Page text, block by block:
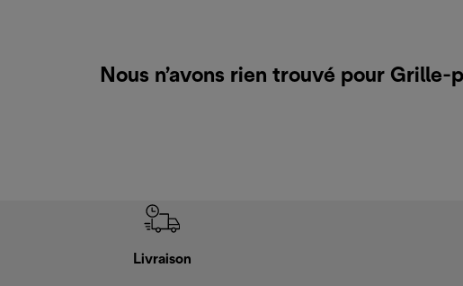
Nous n’avons rien trouvé pour
Livraison